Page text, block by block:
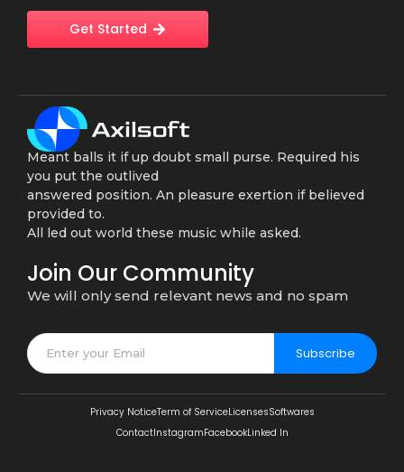
Get Started
Meant balls it if up doubt small purse. Required his
you put the outlived
answered position. An pleasure exertion if believed
provided to.
All led out world these music while asked.
Join Our Community
We will only send relevant news and no spam
Subscribe
Privacy NoticeTerm of ServiceLicensesSoftwares
ContactInstagramFacebookLinked In